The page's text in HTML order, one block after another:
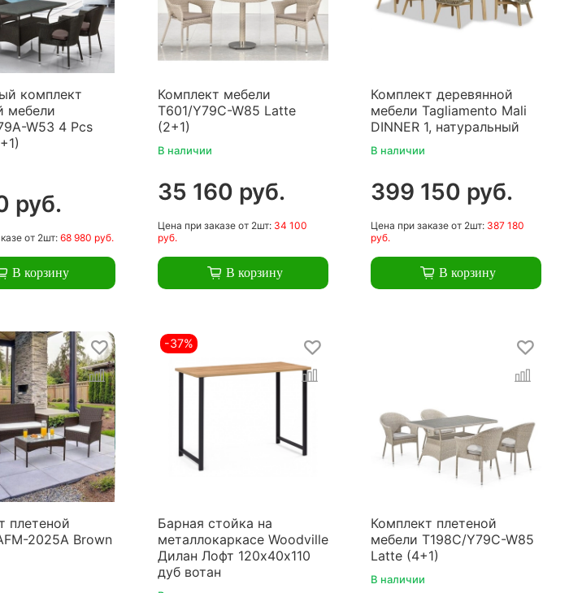
комплект
мебели
W53 4 Pcs
руб.
от 2шт:68 980 руб.
В корзину
Комплект мебели
T601/Y79C-W85 Latte
(2+1)
В наличии
35 160 руб.
Цена при заказеот 2шт: 34 100
руб.
В корзину
Комплект деревянной
мебели Tagliamento Mali
DINNER 1, натуральный
В наличии
399 150 руб.
Цена при заказеот 2шт: 387 180
руб.
В корзину
плетеной
2025A Brown
-37%
Барная стойка на
металлокаркасе Woodville
Дилан Лофт 120х40х110
дуб вотан
Комплект плетеной
мебели T198C/Y79C-W85
Latte (4+1)
В наличии